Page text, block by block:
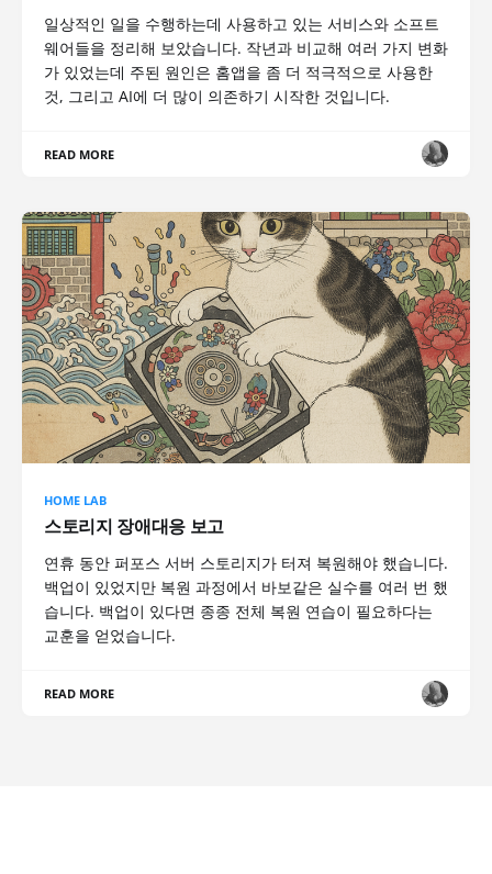
일상적인 일을 수행하는데 사용하고 있는 서비스와 소프트
웨어들을 정리해 보았습니다. 작년과 비교해 여러 가지 변화
가 있었는데 주된 원인은 홈앱을 좀 더 적극적으로 사용한
것, 그리고 AI에 더 많이 의존하기 시작한 것입니다.
READ MORE
HOME LAB
스토리지 장애대응 보고
연휴 동안 퍼포스 서버 스토리지가 터져 복원해야 했습니다.
백업이 있었지만 복원 과정에서 바보같은 실수를 여러 번 했
습니다. 백업이 있다면 종종 전체 복원 연습이 필요하다는
교훈을 얻었습니다.
READ MORE